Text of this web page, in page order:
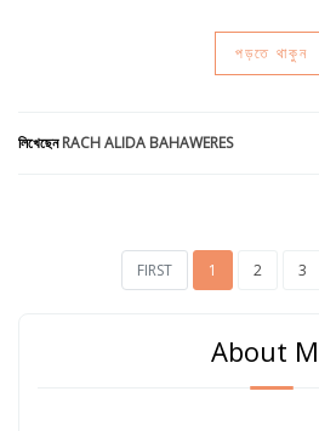
পড়তে থাকুন
লিখেছেনRACH ALIDA BAHAWERES
FIRST 1 2 3
About